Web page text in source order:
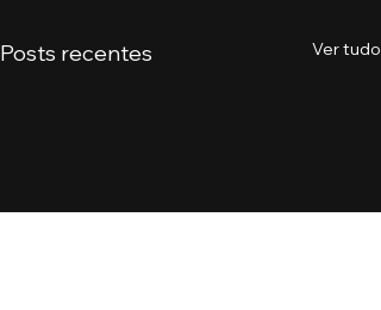
Posts recentes Ver tudo